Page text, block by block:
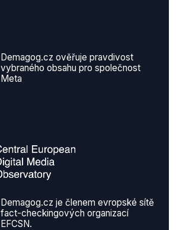
Demagog.cz ověřuje pravdivost
vybraného obsahu pro společnost
Meta
Demagog.cz je členem evropské sítě
fact-checkingových organizací
EFCSN.